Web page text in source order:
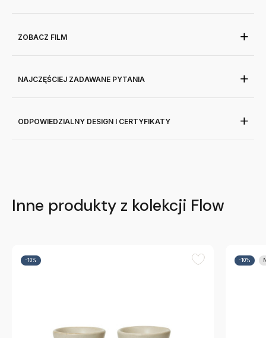
ZOBACZ FILM
NAJCZĘŚCIEJ ZADAWANE PYTANIA
ODPOWIEDZIALNY DESIGN I CERTYFIKATY
Inne produkty z kolekcji Flow
-10% -10%